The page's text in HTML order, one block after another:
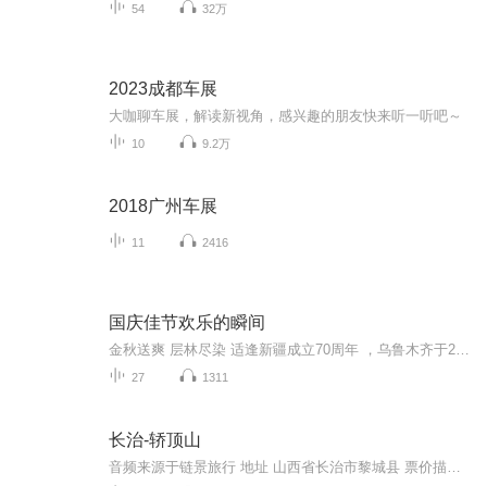
54 32万
2023成都车展
大咖聊车展，解读新视角，感兴趣的朋友快来听一听吧～
10 9.2万
2018广州车展
11 2416
国庆佳节欢乐的瞬间
27 1311
长治-轿顶山